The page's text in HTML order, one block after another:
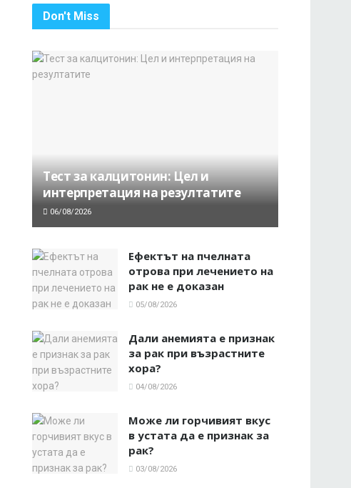
Don't Miss
Тест за калцитонин: Цел и
интерпретация на резултатите
06/08/2026
Ефектът на пчелната
отрова при лечението на
рак не е доказан
05/08/2026
Дали анемията е признак
за рак при възрастните
хора?
04/08/2026
Може ли горчивият вкус
в устата да е признак за
рак?
03/08/2026